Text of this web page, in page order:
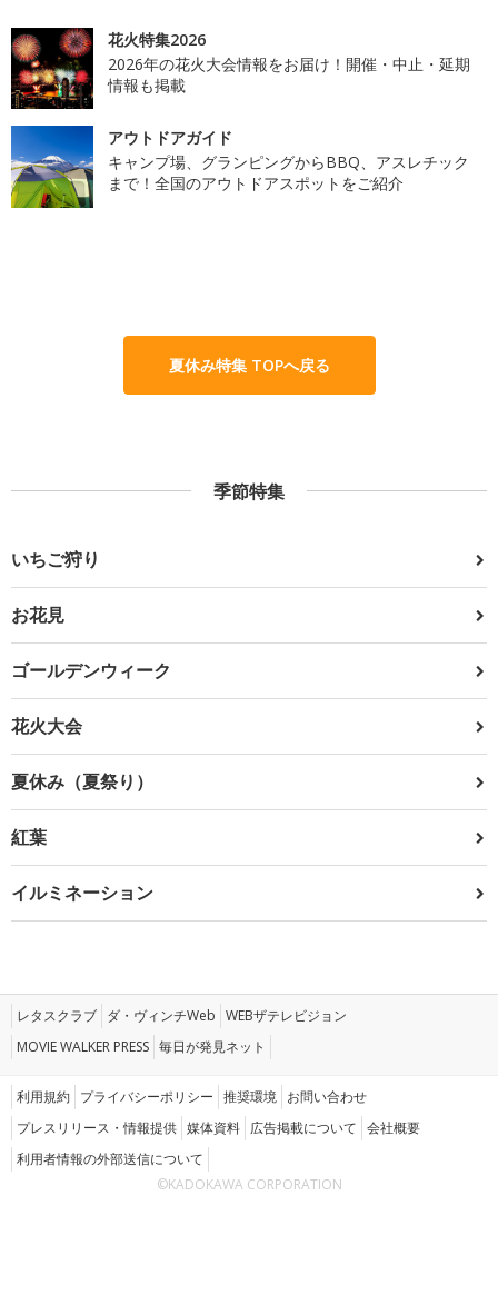
花火特集2026
2026年の花火大会情報をお届け！開催・中止・延期
情報も掲載
アウトドアガイド
キャンプ場、グランピングからBBQ、アスレチック
まで！全国のアウトドアスポットをご紹介
夏休み特集 TOPへ戻る
季節特集
いちご狩り
お花見
ゴールデンウィーク
花火大会
夏休み（夏祭り）
紅葉
イルミネーション
レタスクラブ ダ・ヴィンチWeb WEBザテレビジョン
MOVIE WALKER PRESS 毎日が発見ネット
利用規約 プライバシーポリシー 推奨環境 お問い合わせ
プレスリリース・情報提供 媒体資料 広告掲載について 会社概要
利用者情報の外部送信について
©KADOKAWA CORPORATION